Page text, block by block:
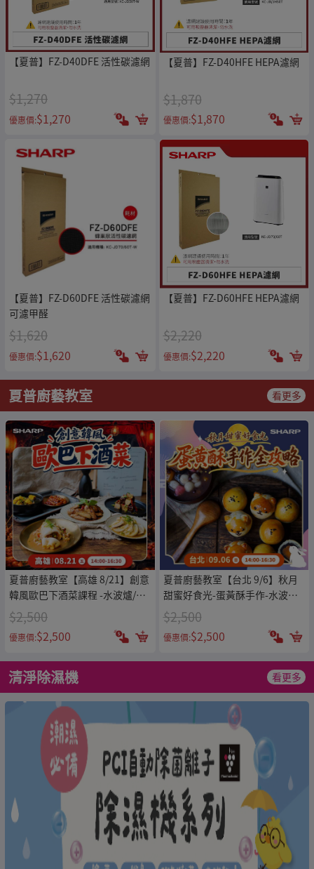
【夏普】FZ-D40DFE 活性碳濾網
$1,270
優惠價:$1,270
【夏普】FZ-D40HFE HEPA濾網
$1,870
優惠價:$1,870
【夏普】FZ-D60DFE 活性碳濾網
可濾甲醛
$1,620
優惠價:$1,620
【夏普】FZ-D60HFE HEPA濾網
$2,220
優惠價:$2,220
夏普廚藝教室 看更多
夏普廚藝教室【高雄 8/21】創意
韓風歐巴下酒菜課程 -水波爐/零
水鍋體驗專用券
$2,500
優惠價:$2,500
夏普廚藝教室【台北 9/6】秋月
甜蜜好食光-蛋黃酥手作-水波爐/
零水鍋體驗專用券
$2,500
優惠價:$2,500
清淨除濕機 看更多